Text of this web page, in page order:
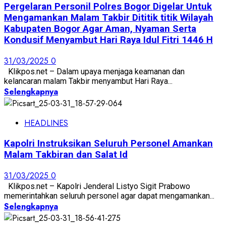
Pergelaran Personil Polres Bogor Digelar Untuk
Mengamankan Malam Takbir Dititik titik Wilayah
Kabupaten Bogor Agar Aman, Nyaman Serta
Kondusif Menyambut Hari Raya Idul Fitri 1446 H
31/03/2025 0
Klikpos.net – Dalam upaya menjaga keamanan dan
kelancaran malam Takbir menyambut Hari Raya...
Selengkapnya
HEADLINES
Kapolri Instruksikan Seluruh Personel Amankan
Malam Takbiran dan Salat Id
31/03/2025 0
Klikpos.net – Kapolri Jenderal Listyo Sigit Prabowo
memerintahkan seluruh personel agar dapat mengamankan...
Selengkapnya